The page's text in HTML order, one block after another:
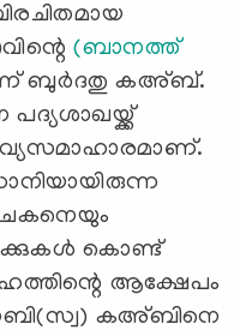
(ബാനത്ത്
ബുര്‍ദതു കഅ്ബ്.
കൊണ്ട്
ആക്ഷേപം
കഅ്ബിനെ